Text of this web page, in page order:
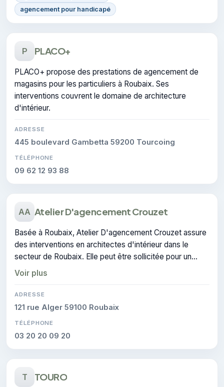
agencement pour handicapé
P PLACO+
PLACO+ propose des prestations de agencement de
magasins pour les particuliers à Roubaix. Ses
interventions couvrent le domaine de architecture
d'intérieur.
ADRESSE
445 boulevard Gambetta 59200 Tourcoing
TÉLÉPHONE
09 62 12 93 88
AA Atelier D'agencement Crouzet
Basée à Roubaix, Atelier D'agencement Crouzet assure
des interventions en architectes d'intérieur dans le
secteur de Roubaix. Elle peut être sollicitée pour un
devis en architecture d'intérieur.
Voir plus
ADRESSE
121 rue Alger 59100 Roubaix
TÉLÉPHONE
03 20 20 09 20
T TOURO